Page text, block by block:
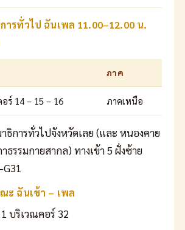
ารทั่วไป ฉันเพล 11.00–12.00 น.
ภาค
ร์ 14 – 15 – 16 ภาคเหนือ
ธิการทั่วไปจังหวัดเลย (และ หนองคาย
ธรรมกายสากล) ทางเข้า 5 ฝั่งซ้าย
ะ ฉันเช้า – เพล
บริเวณคอร์ 32